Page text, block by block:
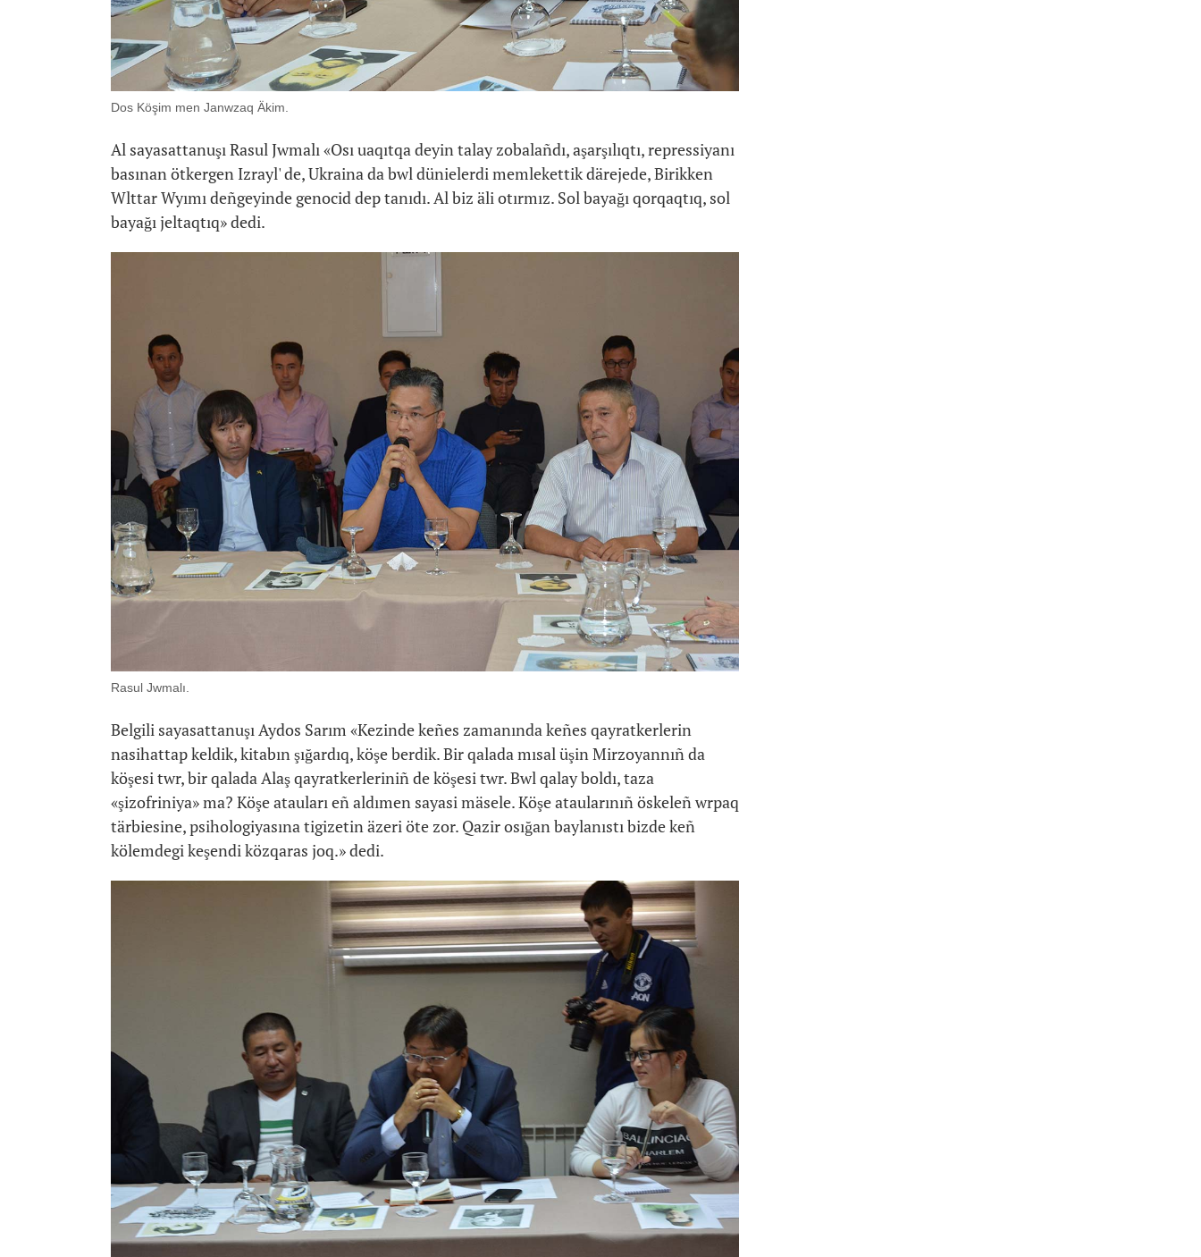
Dos Köşim men Janwzaq Äkim.
Al sayasattanuşı Rasul Jwmalı «Osı uaqıtqa deyin talay zobalañdı, aşarşılıqtı, repressiyanı
basınan ötkergen Izrayl' de, Ukraina da bwl dünielerdi memlekettik därejede, Birikken
Wlttar Wyımı deñgeyinde genocid dep tanıdı. Al biz äli otırmız. Sol bayağı qorqaqtıq, sol
bayağı jeltaqtıq» dedi.
Rasul Jwmalı.
Belgili sayasattanuşı Aydos Sarım «Kezinde keñes zamanında keñes qayratkerlerin
nasihattap keldik, kitabın şığardıq, köşe berdik. Bir qalada mısal üşin Mirzoyannıñ da
köşesi twr, bir qalada Alaş qayratkerleriniñ de köşesi twr. Bwl qalay boldı, taza
«şizofriniya» ma? Köşe atauları eñ aldımen sayasi mäsele. Köşe ataularınıñ öskeleñ wrpaq
tärbiesine, psihologiyasına tigizetin äzeri öte zor. Qazir osığan baylanıstı bizde keñ
kölemdegi keşendi közqaras joq.» dedi.